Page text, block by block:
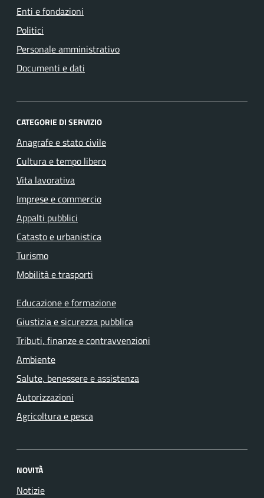
Enti e fondazioni
Politici
Personale amministrativo
Documenti e dati
CATEGORIE DI SERVIZIO
Anagrafe e stato civile
Cultura e tempo libero
Vita lavorativa
Imprese e commercio
Appalti pubblici
Catasto e urbanistica
Turismo
Mobilità e trasporti
Educazione e formazione
Giustizia e sicurezza pubblica
Tributi, finanze e contravvenzioni
Ambiente
Salute, benessere e assistenza
Autorizzazioni
Agricoltura e pesca
NOVITÀ
Notizie